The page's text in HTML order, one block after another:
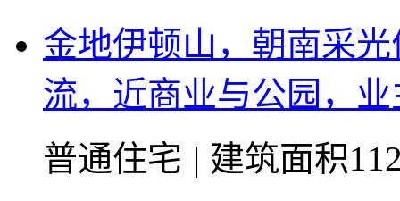
金地伊顿山，朝南采
流，近商业与公园，
普通住宅 | 建筑面积